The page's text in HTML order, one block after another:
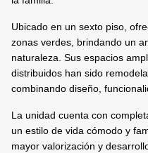
Ubicado en un sexto piso,
zonas verdes, brindando un
naturaleza. Sus espacios
distribuidos han sido
combinando diseño,
La unidad cuenta con
un estilo de vida cómodo y
mayor valorización y